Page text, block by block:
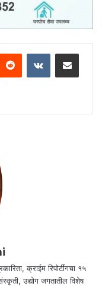
Reddit VKontakteShare via Email
क्राईम रिपोर्टींगचा १५
उद्योग जगतातील विशेष